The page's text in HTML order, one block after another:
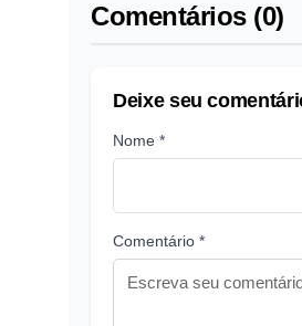
Comentários (0)
Deixe seu
Nome *
Comentário *